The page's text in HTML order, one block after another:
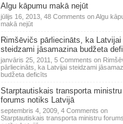
Algu kāpumu makā nejūt
jūlijs 16, 2013, 48 Comments on Algu
makā nejūt
Rimšēvičs pārliecināts, ka Latvijai
steidzami jāsamazina budžeta
janvāris 25, 2011, 5 Comments on
pārliecināts, ka Latvijai steidzami
budžeta deficīts
Starptautiskais transporta ministru
forums notiks Latvijā
septembris 4, 2009, 4 Comments on
Starptautiskais transporta ministru forums